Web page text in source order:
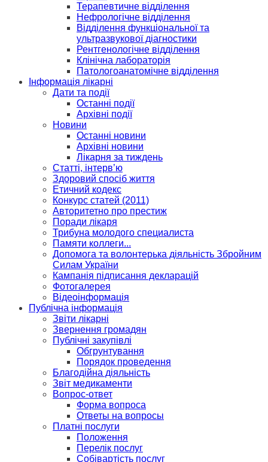
Терапевтичне відділення
Нефрологічне відділення
Відділення функціональної та
ультразвукової діагностики
Рентгенологічне відділення
Клінічна лабораторія
Патологоанатомічне відділення
Інформація лікарні
Дати та події
Останні події
Архівні події
Новини
Останні новини
Архівні новини
Лікарня за тиждень
Статті, інтерв’ю
Здоровий спосіб життя
Етичний кодекс
Конкурс статей (2011)
Авторитетно про престиж
Поради лікаря
Трибуна молодого специалиста
Памяти коллеги...
Допомога та волонтерька діяльність Збройним
Силам України
Кампанія підписання декларацій
Фотогалерея
Відеоінформація
Публічна інформація
Звіти лікарні
Звернення громадян
Публічні закупівлі
Обгрунтування
Порядок проведення
Благодійна діяльність
Звіт медикаменти
Вопрос-ответ
Форма вопроса
Ответы на вопросы
Платні послуги
Положення
Перелік послуг
Собівартість послуг